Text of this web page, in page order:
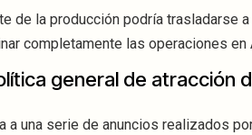
de la producción podría trasladarse
completamente las operaciones en
general de atracción
a una serie de anuncios realizados